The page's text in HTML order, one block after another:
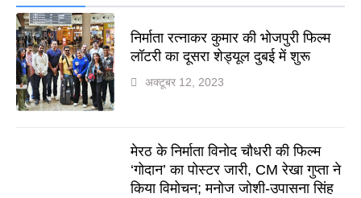
निर्माता रत्नाकर कुमार की भोजपुरी फिल्म
लॉटरी का दूसरा शेड्यूल दुबई में शुरू
अक्टूबर 12, 2023
मेरठ के निर्माता विनोद चौधरी की फिल्म
‘गोदान’ का पोस्टर जारी, CM रेखा गुप्ता ने
किया विमोचन; मनोज जोशी-उपासना सिंह